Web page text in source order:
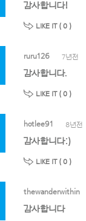
감사합니다!
LIKE IT ( 0 )
ruru126 7년전
감사합니다.
LIKE IT ( 0 )
hotlee91 8년전
감사합니다:)
LIKE IT ( 0 )
thewanderwithin
감사합니다